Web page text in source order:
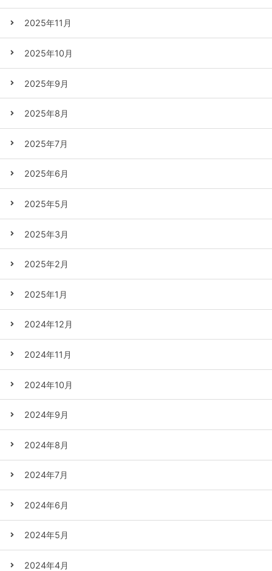
2025年11月
2025年10月
2025年9月
2025年8月
2025年7月
2025年6月
2025年5月
2025年3月
2025年2月
2025年1月
2024年12月
2024年11月
2024年10月
2024年9月
2024年8月
2024年7月
2024年6月
2024年5月
2024年4月